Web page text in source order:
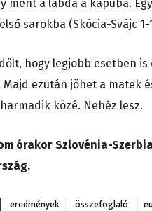
ment a labda a kapuba.
sarokba (Skócia-Svájc 1-
hogy legjobb esetben
Majd ezután jöhet a matek
közé. Nehéz lesz.
órakor Szlovénia-
eredmények összefoglaló